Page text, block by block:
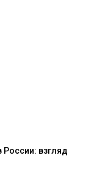
России: взгляд